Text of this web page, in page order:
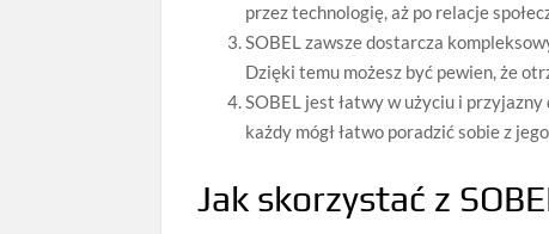
przez technologię, aż po relacje
SOBEL zawsze dostarcza
Dzięki temu możesz być pewien, że
SOBEL jest łatwy w użyciu i
każdy mógł łatwo poradzić sobie z
Jak skorzystać z